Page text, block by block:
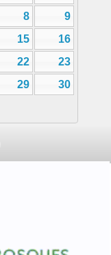
8
9
15
16
22
23
29
30